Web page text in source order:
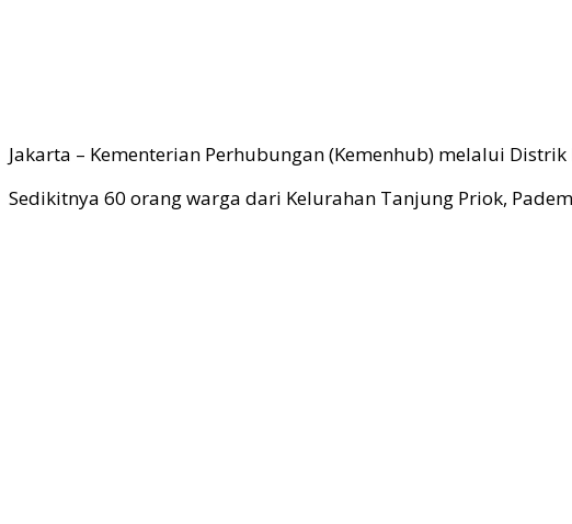
Jakarta – Kementerian Perhubungan (Kemenhub) melalui
Sedikitnya 60 orang warga dari Kelurahan Tanjung Priok,